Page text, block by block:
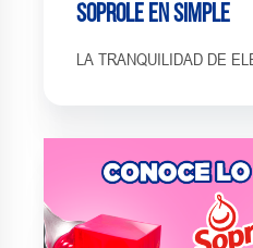
Soprole En Simple
LA TRANQUILIDAD DE